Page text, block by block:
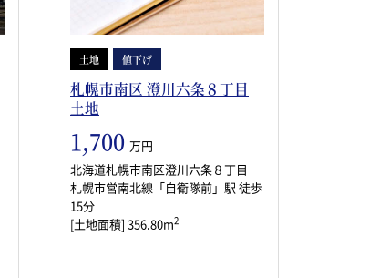
土地 値下げ
札幌市南区 澄川六条８丁目
土地
1,700 万円
北海道札幌市南区澄川六条８丁目
札幌市営南北線「自衛隊前」駅 徒歩
15分
[土地面積] 356.80m2